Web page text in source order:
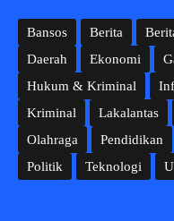
Bansos Berita
Daerah
Ekonomi
Hukum & Kriminal
Kriminal
Lakalantas
Olahraga
Pendidikan
Politik
Teknologi